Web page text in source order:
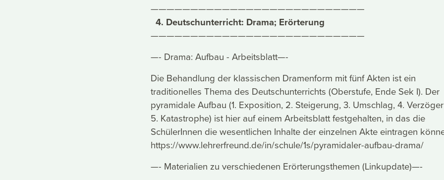
———————————————————————————
4. Deutschunterricht: Drama; Erörterung
———————————————————————————
—- Drama: Aufbau - Arbeitsblatt—-
Die Behandlung der klassischen Dramenform mit fünf Akten ist ein
traditionelles Thema des Deutschunterrichts (Oberstufe, Ende Sek I). Der
pyramidale Aufbau (1. Exposition, 2. Steigerung, 3. Umschlag, 4.
5. Katastrophe) ist hier auf einem Arbeitsblatt festgehalten, in das die
SchülerInnen die wesentlichen Inhalte der einzelnen Akte eintragen
https://www.lehrerfreund.de/in/schule/1s/pyramidaler-aufbau-drama/
—- Materialien zu verschiedenen Erörterungsthemen (Linkupdate)—-